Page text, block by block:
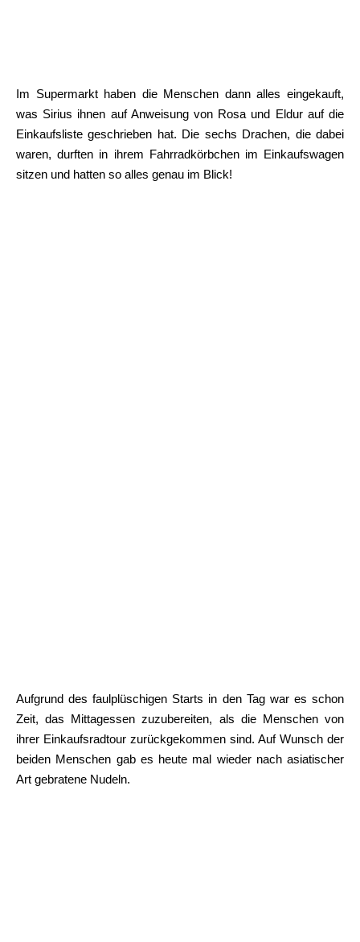
Im Supermarkt haben die Menschen dann alles eingekauft,
was Sirius ihnen auf Anweisung von Rosa und Eldur auf die
Einkaufsliste geschrieben hat. Die sechs Drachen, die dabei
waren, durften in ihrem Fahrradkörbchen im Einkaufswagen
sitzen und hatten so alles genau im Blick!
Aufgrund des faulplüschigen Starts in den Tag war es schon
Zeit, das Mittagessen zuzubereiten, als die Menschen von
ihrer Einkaufsradtour zurückgekommen sind. Auf Wunsch der
beiden Menschen gab es heute mal wieder nach asiatischer
Art gebratene Nudeln.